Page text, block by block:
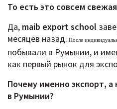
То есть это совсем
Да, maib export school
месяцев назад. После
побывали в Румынии, и
как первый рынок для
Почему именно экспорт, а
в Румынии?